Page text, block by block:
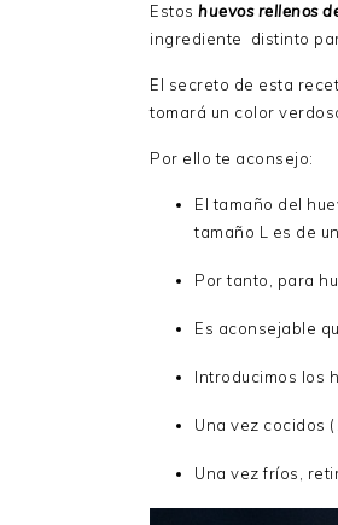
Estos huevos rellenos
ingrediente distinto
El secreto de esta
tomará un color
Por ello te aconsejo:
El tamaño del
tamaño L es de
Por tanto, para
Es aconsejable
Introducimos los
Una vez cocidos
Una vez fríos,